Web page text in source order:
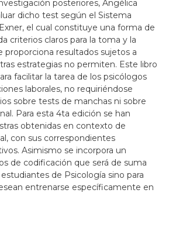
posteriores, Angélica
dicho test según el Sistema
el cual constituye una forma de
criterios claros para la toma y la
proporciona resultados sujetos a
estrategias no permiten. Este libro
facilitar la tarea de los psicólogos
laborales, no requiriéndose
sobre tests de manchas ni sobre
Para esta 4ta edición se han
obtenidas en contexto de
con sus correspondientes
Asimismo se incorpora un
de codificación que será de suma
de Psicología sino para
entrenarse específicamente en